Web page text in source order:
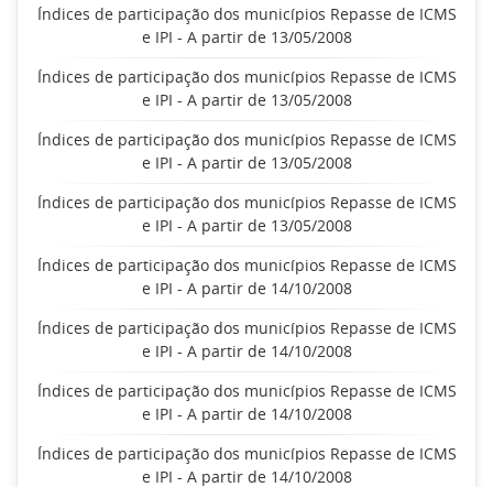
Índices de participação dos municípios Repasse de ICMS
e IPI - A partir de 13/05/2008
Índices de participação dos municípios Repasse de ICMS
e IPI - A partir de 13/05/2008
Índices de participação dos municípios Repasse de ICMS
e IPI - A partir de 13/05/2008
Índices de participação dos municípios Repasse de ICMS
e IPI - A partir de 13/05/2008
Índices de participação dos municípios Repasse de ICMS
e IPI - A partir de 14/10/2008
Índices de participação dos municípios Repasse de ICMS
e IPI - A partir de 14/10/2008
Índices de participação dos municípios Repasse de ICMS
e IPI - A partir de 14/10/2008
Índices de participação dos municípios Repasse de ICMS
e IPI - A partir de 14/10/2008